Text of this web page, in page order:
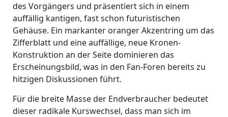
des Vorgängers und präsentiert sich in einem
auffällig kantigen, fast schon futuristischen
Gehäuse. Ein markanter oranger Akzentring um das
Zifferblatt und eine auffällige, neue Kronen-
Konstruktion an der Seite dominieren das
Erscheinungsbild, was in den Fan-Foren bereits zu
hitzigen Diskussionen führt.
Für die breite Masse der Endverbraucher bedeutet
dieser radikale Kurswechsel, dass man sich im